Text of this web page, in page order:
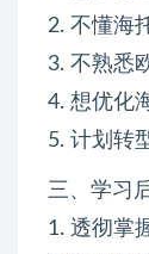
2. 不懂海
3. 不熟悉
4. 想优化
5. 计划转
三、学习
1. 透彻掌